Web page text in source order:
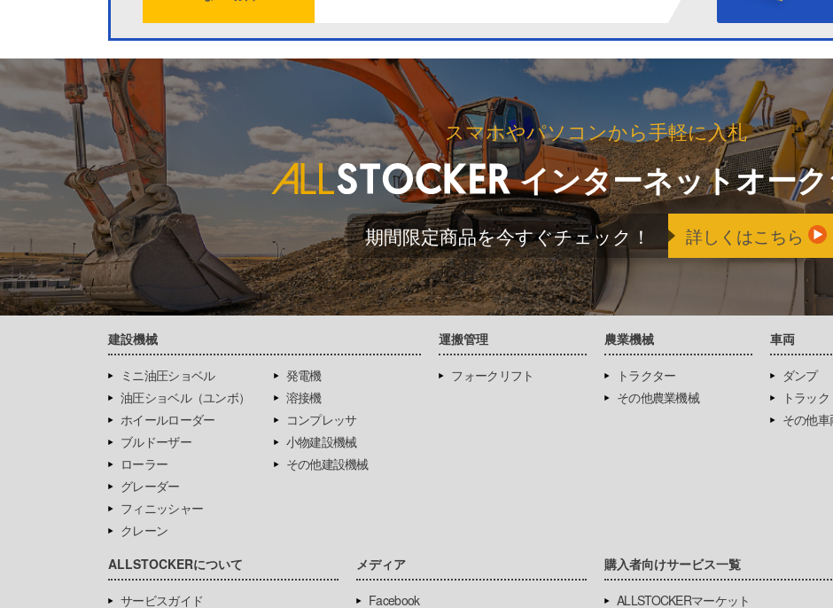
スマホやパソコンから手軽に入札
インターネットオー
期間限定商品を今すぐチェック！ 詳しくはこちら
建設機械
ミニ油圧ショベル
油圧ショベル（ユンボ）
ホイールローダー
ブルドーザー
ローラー
グレーダー
フィニッシャー
クレーン
発電機
溶接機
コンプレッサ
小物建設機械
その他建設機械
運搬管理
フォークリフト
農業機械
トラクター
その他農業機械
車両
ダンプ
トラック
その他車
ALLSTOCKERについて
サービスガイド
メディア
Facebook
購入者向けサービス一覧
ALLSTOCKERマーケット